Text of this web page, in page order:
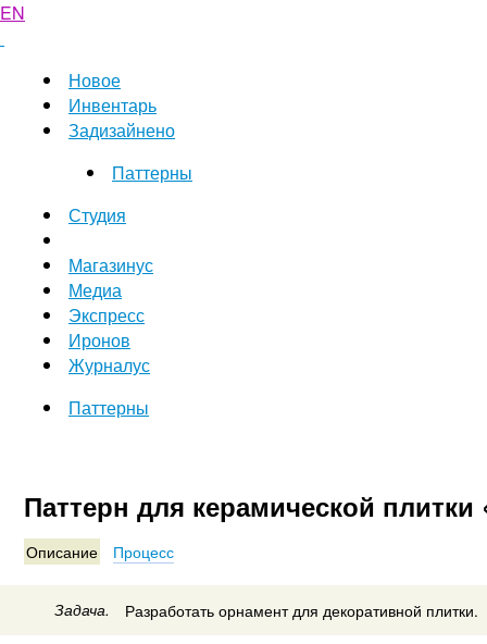
EN
Новое
Инвентарь
Задизайнено
Паттерны
Студия
Магазинус
Медиа
Экспресс
Иронов
Журналус
Паттерны
Паттерн для керамической
Описание Процесс
Задача. Разработать орнамент для декоративной плитки.